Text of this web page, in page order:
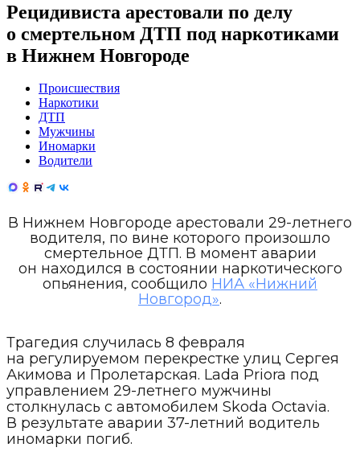
Рецидивиста арестовали по делу
о смертельном ДТП под наркотиками
в Нижнем Новгороде
Происшествия
Наркотики
ДТП
Мужчины
Иномарки
Водители
В Нижнем Новгороде арестовали 29-летнего
водителя, по вине которого произошло
смертельное ДТП. В момент аварии
он находился в состоянии наркотического
опьянения, сообщило НИА «Нижний
Новгород».
Трагедия случилась 8 февраля
на регулируемом перекрестке улиц Сергея
Акимова и Пролетарская. Lada Priora под
управлением 29-летнего мужчины
столкнулась с автомобилем Skoda Octavia.
В результате аварии 37-летний водитель
иномарки погиб.